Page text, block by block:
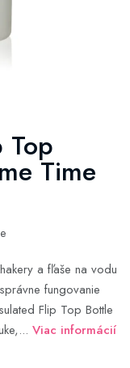
Top
Time
a fľaše na vodu
fungovanie
Flip Top Bottle
Viac informácií